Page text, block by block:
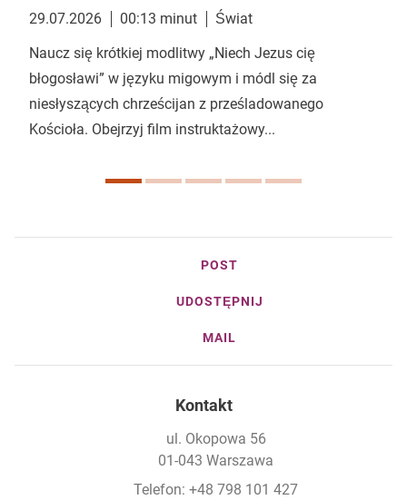
29.07.2026 00:13 minut
Świat
Naucz się krótkiej modlitwy „Niech Jezus cię
błogosławi” w języku migowym i módl się za
niesłyszących chrześcijan z prześladowanego
Kościoła. Obejrzyj film instruktażowy...
POST
UDOSTĘPNIJ
MAIL
Kontakt
ul. Okopowa 56
01-043 Warszawa
Telefon: +48 798 101 427